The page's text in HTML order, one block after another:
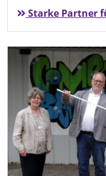
Starke Partner